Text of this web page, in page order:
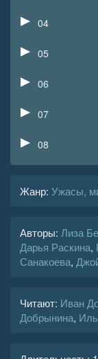
04
05
06
07
08
11
12
Жанр: Ужасы,
Авторы: Лиза
Дарья Раскина,
Санакоева,
Читают: Иван
Добрынина,